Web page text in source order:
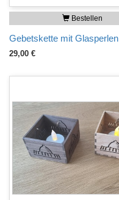
Bestellen
Gebetskette mit Glasperlen
29,00 €